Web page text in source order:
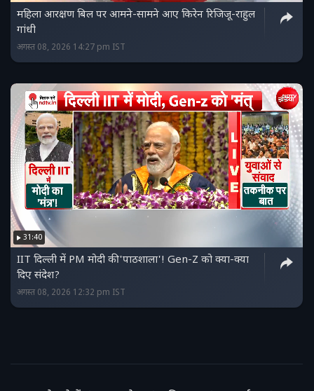
महिला आरक्षण बिल पर आमने-सामने आए किरेन रिजिजू-राहुल
गांधी
अगस्त 08, 2026 14:27 pm IST
31:40
IIT दिल्ली में PM मोदी की 'पाठशाला'! Gen-Z को क्या-क्या
दिए संदेश?
अगस्त 08, 2026 12:32 pm IST